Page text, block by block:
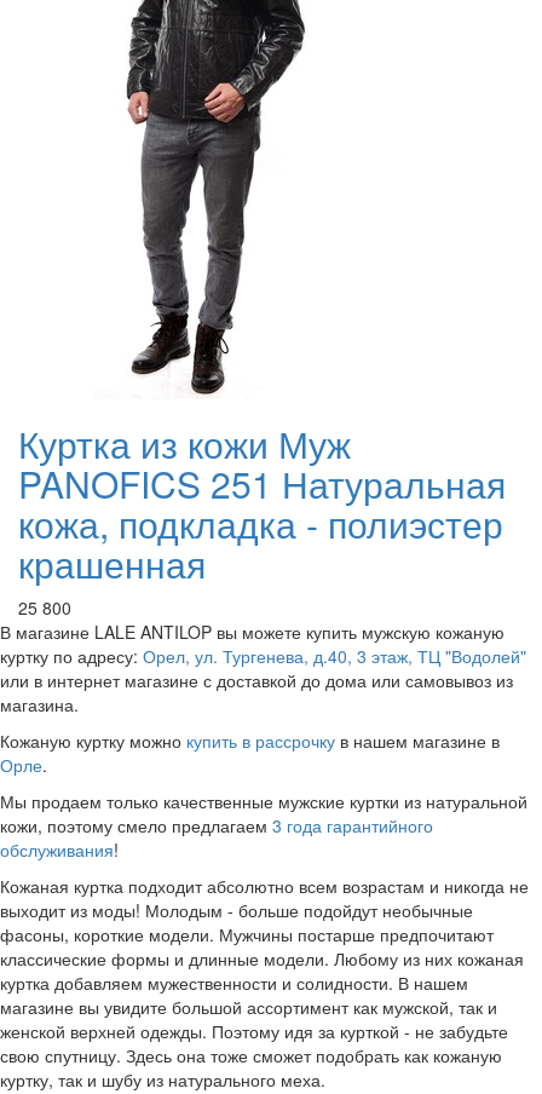
Куртка из кожи Муж
PANOFICS 251 Натуральная
кожа, подкладка - полиэстер
крашенная
25 800
В магазине LALE ANTILOP вы можете купить мужскую кожаную
куртку по адресу: Орел, ул. Тургенева, д.40, 3 этаж, ТЦ "Водолей"
или в интернет магазине с доставкой до дома или самовывоз из
магазина.
Кожаную куртку можно купить в рассрочку в нашем магазине в
Орле.
Мы продаем только качественные мужские куртки из натуральной
кожи, поэтому смело предлагаем 3 года гарантийного
обслуживания!
Кожаная куртка подходит абсолютно всем возрастам и никогда не
выходит из моды! Молодым - больше подойдут необычные
фасоны, короткие модели. Мужчины постарше предпочитают
классические формы и длинные модели. Любому из них кожаная
куртка добавляем мужественности и солидности. В нашем
магазине вы увидите большой ассортимент как мужской, так и
женской верхней одежды. Поэтому идя за курткой - не забудьте
свою спутницу. Здесь она тоже сможет подобрать как кожаную
куртку, так и шубу из натурального меха.